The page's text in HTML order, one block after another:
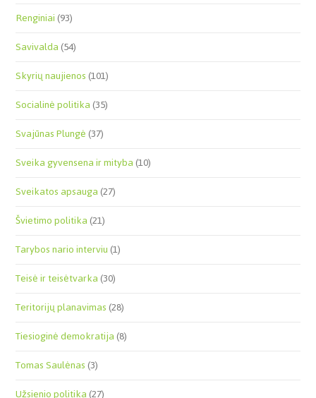
Renginiai(93)
Savivalda(54)
Skyrių naujienos(101)
Socialinė politika(35)
Svajūnas Plungė(37)
Sveika gyvensena ir mityba(10)
Sveikatos apsauga(27)
Švietimo politika(21)
Tarybos nario interviu(1)
Teisė ir teisėtvarka(30)
Teritorijų planavimas(28)
Tiesioginė demokratija(8)
Tomas Saulėnas(3)
Užsienio politika(27)